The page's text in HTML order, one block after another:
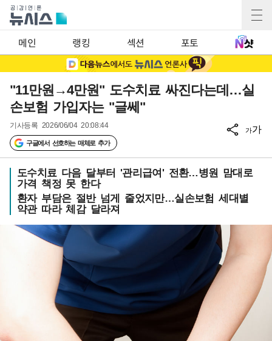
메인 랭킹 섹션 포토
"11만원→4만원" 도수치료 싸진다는데…실
손보험 가입자는 "글쎄"
기사등록 2026/06/04 20:08:44
구글에서 선호하는 매체로 추가
가가
도수치료 다음 달부터 '관리급여' 전환…병원 맘대로
가격 책정 못 한다
환자 부담은 절반 넘게 줄었지만…실손보험 세대별
약관 따라 체감 달라져